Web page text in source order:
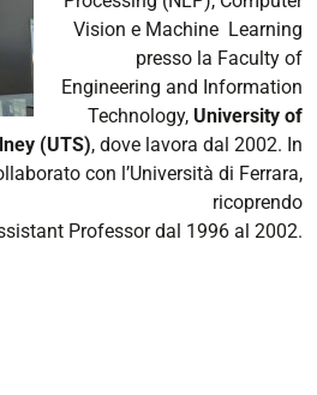
Vision e Machine Learning
presso la Faculty of
Engineering and Information
Technology, University of
(UTS), dove lavora dal 2002. In
con l’Università di Ferrara,
ricoprendo
Professor dal 1996 al 2002.